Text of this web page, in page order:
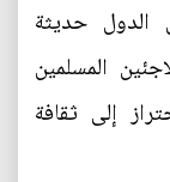
الدول حديثة
المسلمين
إلى ثقافة